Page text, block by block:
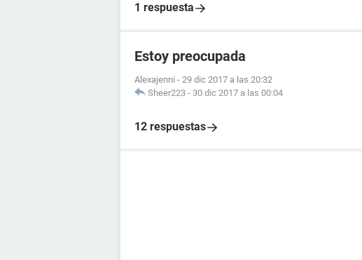
1 respuesta
Estoy preocupada
Alexajenni - 29 dic 2017 a las 20:32
Sheer223 - 30 dic 2017 a las 00:04
12 respuestas